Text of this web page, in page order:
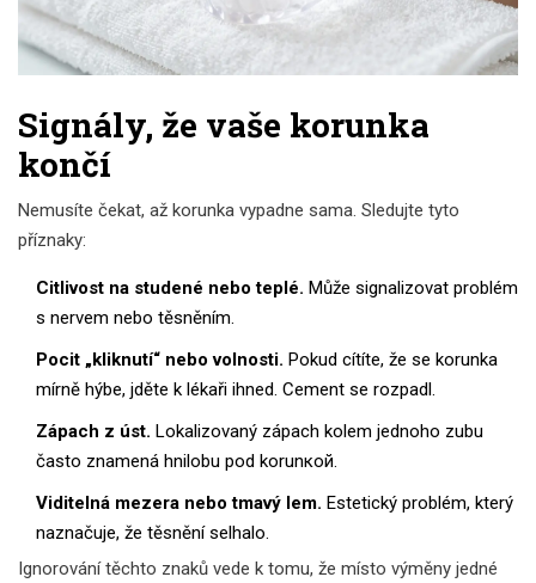
Signály, že vaše korunka
končí
Nemusíte čekat, až korunka vypadne sama. Sledujte tyto
příznaky:
Citlivost na studené nebo teplé. Může signalizovat problém
s nervem nebo těsněním.
Pocit „kliknutí“ nebo volnosti. Pokud cítíte, že se korunka
mírně hýbe, jděte k lékaři ihned. Cement se rozpadl.
Zápach z úst. Lokalizovaný zápach kolem jednoho zubu
často znamená hnilobu pod korunкой.
Viditelná mezera nebo tmavý lem. Estetický problém, který
naznačuje, že těsnění selhalo.
Ignorování těchto znaků vede k tomu, že místo výměny jedné